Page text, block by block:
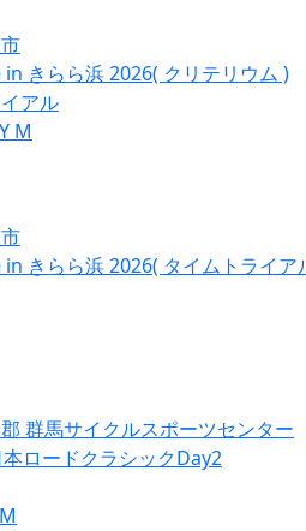
きらら浜 2026( クリテリウム )
アル
Y M
きらら浜 2026( タイムトライア
群馬サイクルスポーツセンター
ロードクラシックDay2
M